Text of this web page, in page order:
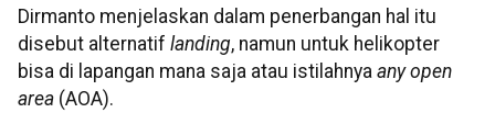
Dirmanto menjelaskan dalam penerbangan hal itu
disebut alternatif landing, namun untuk helikopter
bisa di lapangan mana saja atau istilahnya any open
area (AOA).